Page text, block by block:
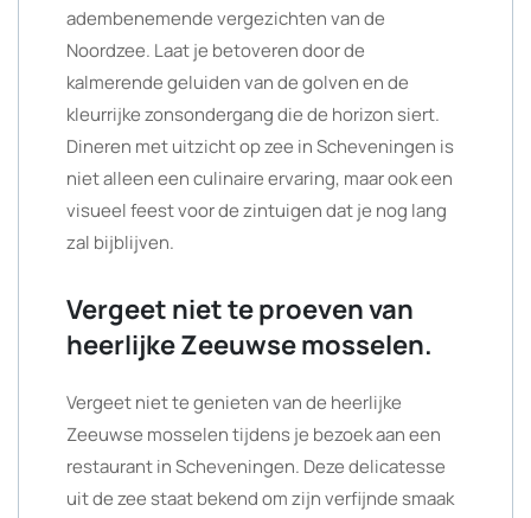
adembenemende vergezichten van de
Noordzee. Laat je betoveren door de
kalmerende geluiden van de golven en de
kleurrijke zonsondergang die de horizon siert.
Dineren met uitzicht op zee in Scheveningen is
niet alleen een culinaire ervaring, maar ook een
visueel feest voor de zintuigen dat je nog lang
zal bijblijven.
Vergeet niet te proeven van
heerlijke Zeeuwse mosselen.
Vergeet niet te genieten van de heerlijke
Zeeuwse mosselen tijdens je bezoek aan een
restaurant in Scheveningen. Deze delicatesse
uit de zee staat bekend om zijn verfijnde smaak